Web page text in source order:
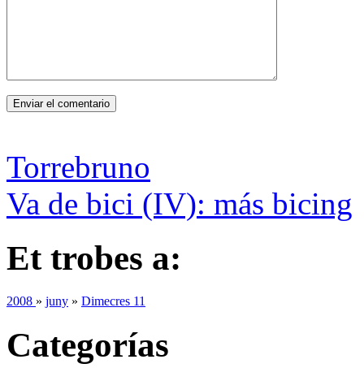
Torrebruno
Va de bici (IV): más bicing
Et trobes a:
2008 » juny » Dimecres 11
Categorías